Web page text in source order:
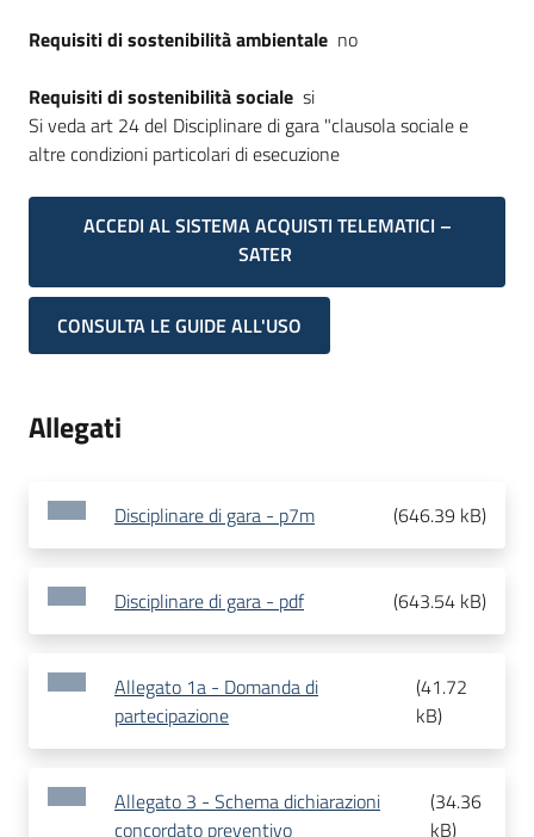
Requisiti di sostenibilità ambientale no
Requisiti di sostenibilità sociale si
Si veda art 24 del Disciplinare di gara "clausola sociale e
altre condizioni particolari di esecuzione
ACCEDI AL SISTEMA ACQUISTI TELEMATICI –
SATER
CONSULTA LE GUIDE ALL'USO
Allegati
Disciplinare di gara - p7m (646.39 kB)
Disciplinare di gara - pdf (643.54 kB)
Allegato 1a - Domanda di
partecipazione
(41.72
kB)
Allegato 3 - Schema dichiarazioni
concordato preventivo
(34.36
kB)